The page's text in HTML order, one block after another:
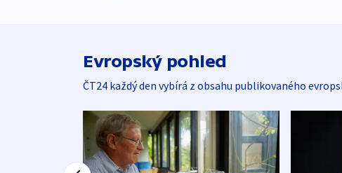
Evropský pohled
ČT24 každý den vybírá z obsahu publikovaného